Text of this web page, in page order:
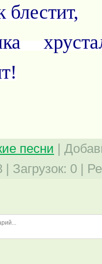
блестит,
песни |
| Загрузок: 0 |